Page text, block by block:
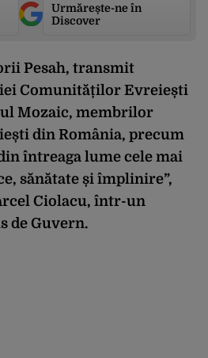
Urmărește-ne în
Discover
Pesah, transmit
Comunităților Evreiești
Mozaic, membrilor
din România, precum
întreaga lume cele mai
sănătate și împlinire”,
Ciolacu, într-un
de Guvern.